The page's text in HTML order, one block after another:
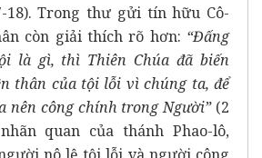
18). Trong thư gửi tín hữu Cô-
còn giải thích rõ hơn: “Đấng
là gì, thì Thiên Chúa đã biến
thân của tội lỗi vì chúng ta, để
nên công chính trong Người”(2
quan của thánh Phao-lô,